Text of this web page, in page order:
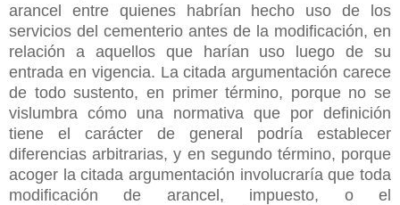
arancel entre quienes habrían hecho uso de los
servicios del cementerio antes de la modificación, en
relación a aquellos que harían uso luego de su
entrada en vigencia. La citada argumentación carece
de todo sustento, en primer término, porque no se
vislumbra cómo una normativa que por definición
tiene el carácter de general podría establecer
diferencias arbitrarias, y en segundo término, porque
acoger la citada argumentación involucraría que toda
modificación de arancel, impuesto, o el